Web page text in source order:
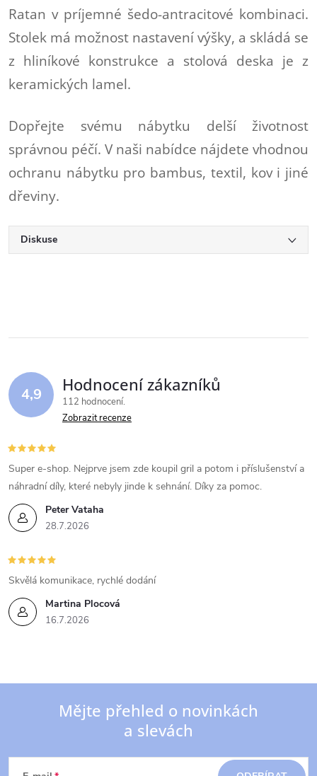
Ratan v príjemné šedo-antracitové kombinaci.
Stolek má možnost nastavení výšky, a skládá se
z hliníkové konstrukce a stolová deska je z
keramických lamel.
Dopřejte svému nábytku delší životnost
správnou péčí. V naši nabídce nájdete vhodnou
ochranu nábytku pro bambus, textil, kov i jiné
dřeviny.
Diskuse
4,9 Hodnocení zákazníků
112 hodnocení
Zobrazit recenze
Peter Vataha
28.7.2026
Super e-shop. Nejprve jsem zde koupil gril a potom i příslušenství a
náhradní díly, které nebyly jinde k sehnání. Díky za pomoc.
Martina Plocová
16.7.2026
Skvělá komunikace, rychlé dodání
Mějte přehled o novinkách
a slevách